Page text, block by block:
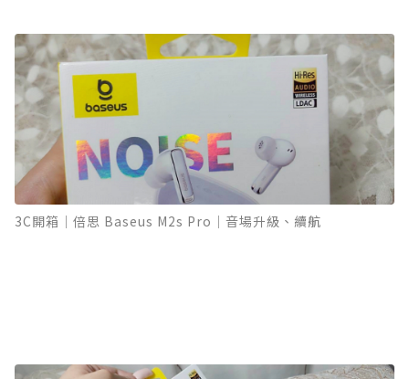
3C開箱｜倍思 Baseus M2s Pro｜音場升級、續航